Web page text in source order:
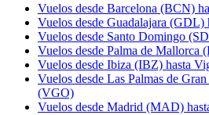
Vuelos desde Barcelona (BCN)
Vuelos desde Guadalajara
Vuelos desde Santo Domingo
Vuelos desde Palma de Mallorca
Vuelos desde Ibiza (IBZ) hasta
Vuelos desde Las Palmas de
(VGO)
Vuelos desde Madrid (MAD)